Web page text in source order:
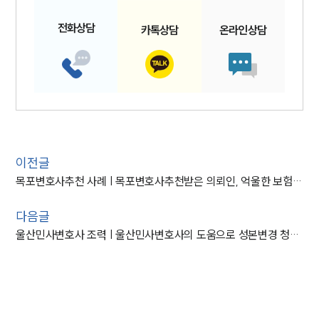
전화상담 카톡상담 온라인상담
이전글
목포변호사추천 사례 | 목포변호사추천받은 의뢰인, 억울한 보험사기 불송치 성공
다음글
울산민사변호사 조력 | 울산민사변호사의 도움으로 성본변경 청구 인용